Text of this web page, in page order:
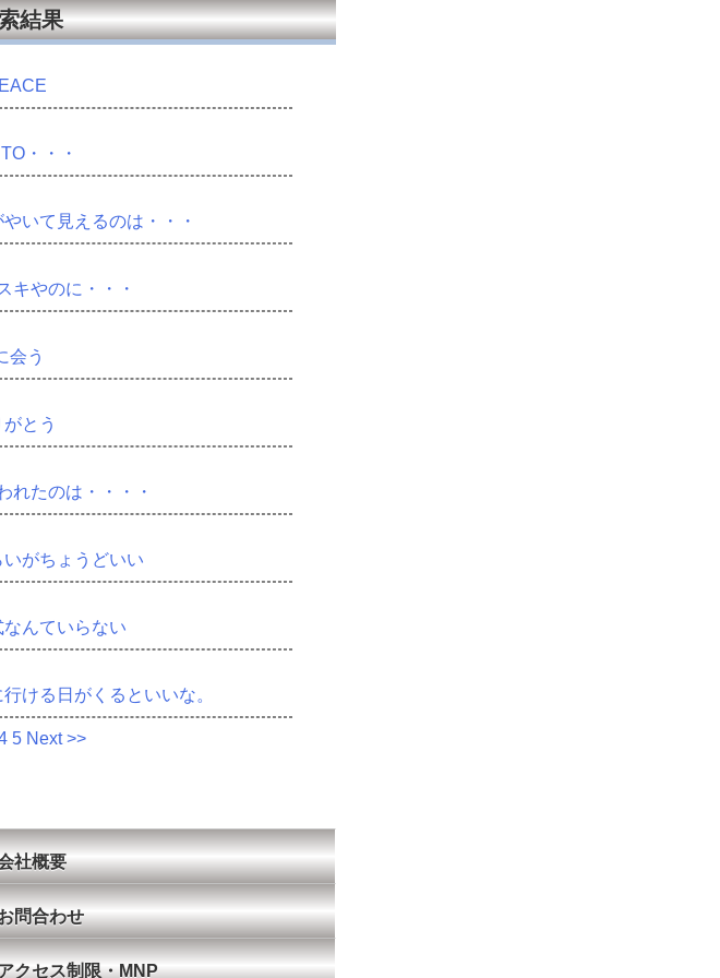
結果
・・・
いて見えるのは・・・
キやのに・・・
会う
とう
れたのは・・・・
がちょうどいい
んていらない
ける日がくるといいな。
5 Next >>
社概要
問合わせ
クセス制限・MNP